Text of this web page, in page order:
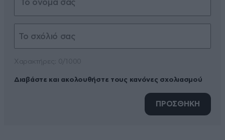
Διαβάστε και ακολουθήστε τους κανόνες σχολιασμού
ΠΡΟΣΘΗΚΗ